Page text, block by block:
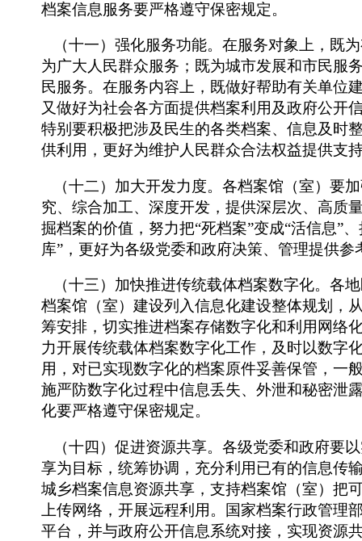
档案信息服务要严格遵守保密规定。
（十一）强化服务功能。在服务对象上，既
为广大人民群众服务；既为城市发展和市民服
民服务。在服务内容上，既做好帮助有关单位
又做好为社会各方面提供档案利用及政府公开
特别要积极把涉及民生的各类档案、信息及时
供利用，更好为维护人民群众合法权益提供支
（十二）加大开发力度。各档案馆（室）要
究、综合加工、深度开发，提供深层次、高质
掘档案的价值，努力把“死档案”变成“活信息”
库”，更好为各级党委和政府决策、管理提供参
（十三）加快推进传统载体档案数字化。各
档案馆（室）建设列入信息化建设整体规划，
筹安排，切实推进档案存储数字化和利用网络
力开展传统载体档案数字化工作，及时以数字
用，对已实现数字化的档案原件妥善保管，一
施严防数字化过程中信息丢失、外泄和秘密泄
化要严格遵守保密规定。
（十四）促进资源共享。各级党委和政府要
享为目标，统筹协调，充分利用已有的信息传
城乡档案信息资源共享，支持档案馆（室）把
上传网络，开展远程利用。国家档案行政管理
平台，并与政府公开信息系统对接，实现资源